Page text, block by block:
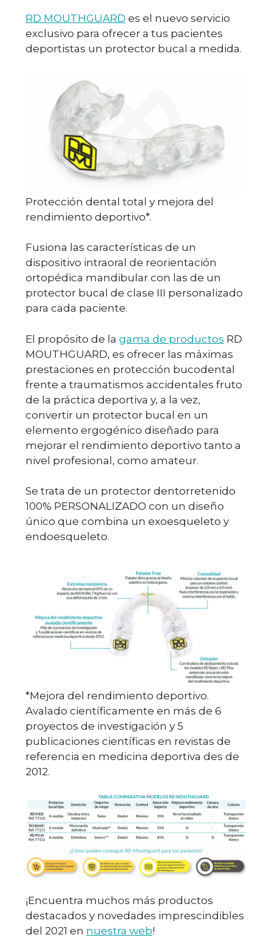
RD MOUTHGUARD es el nuevo servicio
exclusivo para ofrecer a tus pacientes
deportistas un protector bucal a medida.
Protección dental total y mejora del
rendimiento deportivo*.
Fusiona las características de un
dispositivo intraoral de reorientación
ortopédica mandibular con las de un
protector bucal de clase III personalizado
para cada paciente.
El propósito de la gama de productos RD
MOUTHGUARD, es ofrecer las máximas
prestaciones en protección bucodental
frente a traumatismos accidentales fruto
de la práctica deportiva y, a la vez,
convertir un protector bucal en un
elemento ergogénico diseñado para
mejorar el rendimiento deportivo tanto a
nivel profesional, como amateur.
Se trata de un protector dentorretenido
100% PERSONALIZADO con un diseño
único que combina un exoesqueleto y
endoesqueleto.
*Mejora del rendimiento deportivo.
Avalado científicamente en más de 6
proyectos de investigación y 5
publicaciones científicas en revistas de
referencia en medicina deportiva des de
2012.
¡Encuentra muchos más productos
destacados y novedades imprescindibles
del 2021 en nuestra web!